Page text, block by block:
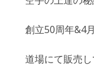
創立50周年&4
道場にて販売